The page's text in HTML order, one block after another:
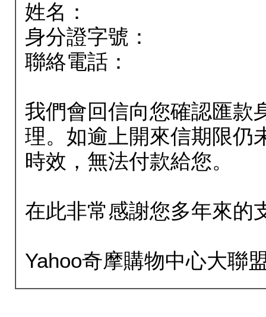
姓名：
身分證字號：
聯絡電話：
我們會回信向您確認匯款
理。如逾上開來信期限仍
時效，無法付款給您。
在此非常感謝您多年來的
Yahoo奇摩購物中心大